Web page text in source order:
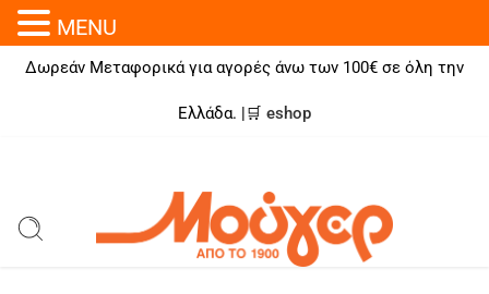
Δωρεάν Μεταφορικά για αγορές άνω των 100€ σε όλη την
Ελλάδα. |🛒 eshop
MENU